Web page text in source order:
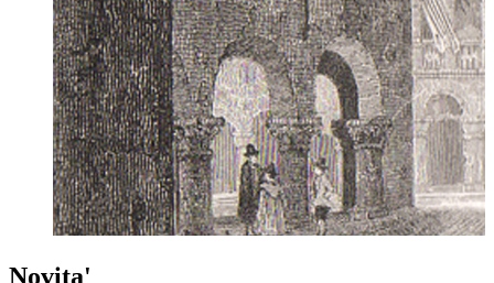
Rivista Oscellana
Scoprila attraverso le copertine
Novita'